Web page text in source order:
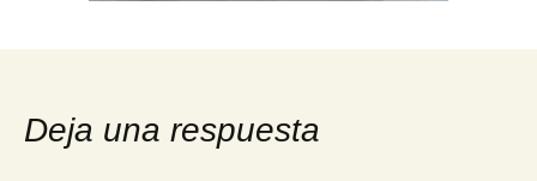
Deja una respuesta